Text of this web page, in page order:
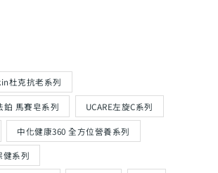
杜克抗老系列
馬賽皂系列 UCARE左旋C系列
中化健康360 全方位營養系列
健系列